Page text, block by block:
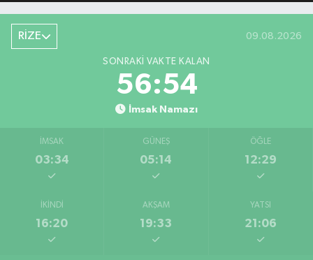
RİZE 09.08.2026
SONRAKI VAKTE KALAN
56:53
İmsak Namazı
İMSAK
03:34
GÜNEŞ
05:14
ÖĞLE
12:29
İKINDI
16:20
AKŞAM
19:33
YATSI
21:06